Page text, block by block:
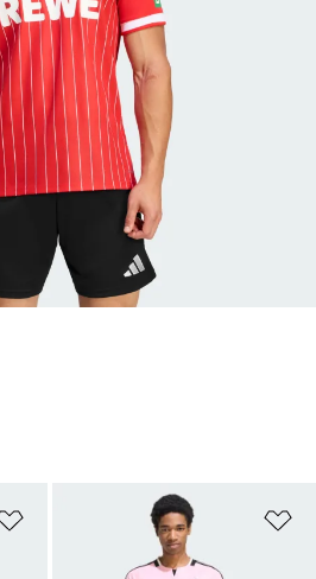
Zur Wunschliste hinzufügen